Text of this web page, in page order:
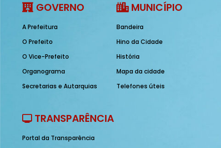
GOVERNO
A Prefeitura
O Prefeito
O Vice-Prefeito
Organograma
Secretarias e Autarquias
MUNICÍPIO
Bandeira
Hino da Cidade
História
Mapa da cidade
Telefones úteis
TRANSPARÊNCIA
Portal da Transparência